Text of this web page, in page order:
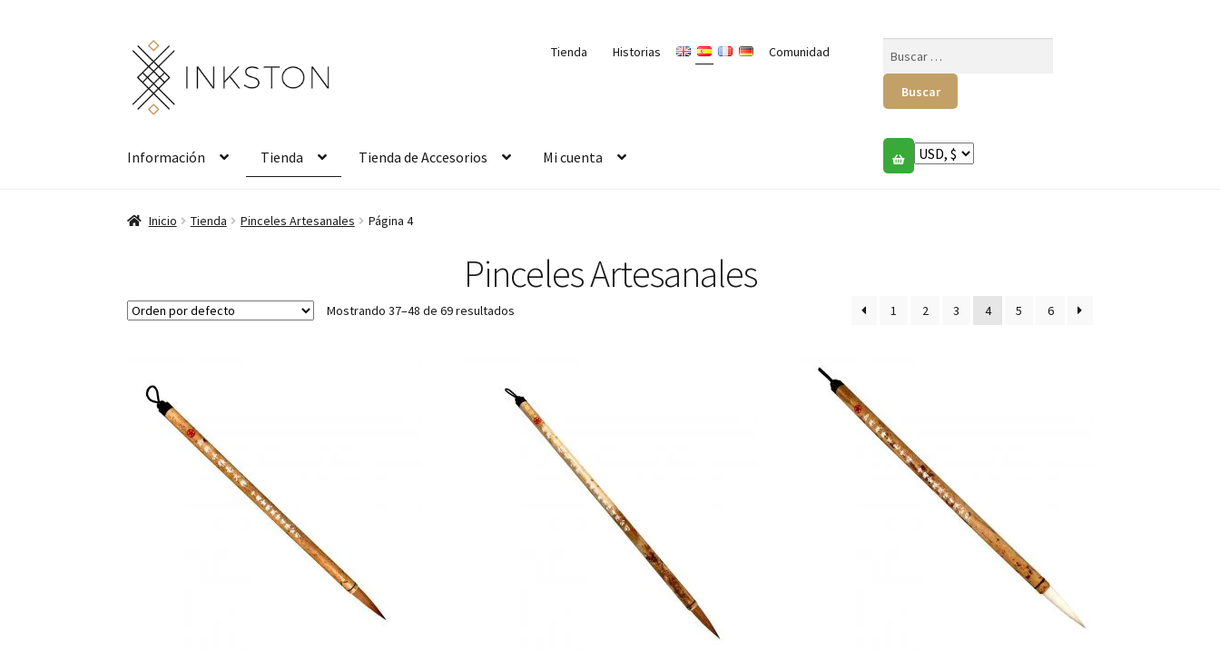
Ir
la
navegación
Ir
contenido
Tienda Historias Comunidad
Información Tienda Tienda de Accesorios Mi cuenta
Inicio Tienda Pinceles Artesanales Página 4
Pinceles Artesanales
Mostrando 37–48 de 69 resultados 1 2 3 4 5 6